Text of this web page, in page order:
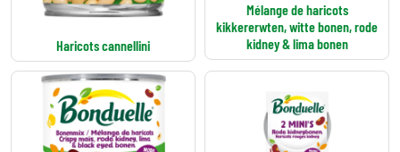
Haricots cannellini
Mélange de haricots
kikkererwten, witte bonen, rode
kidney & lima bonen